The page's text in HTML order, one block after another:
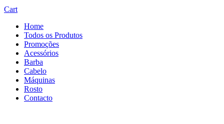
Cart
Home
Todos os Produtos
Promoções
Acessórios
Barba
Cabelo
Máquinas
Rosto
Contacto